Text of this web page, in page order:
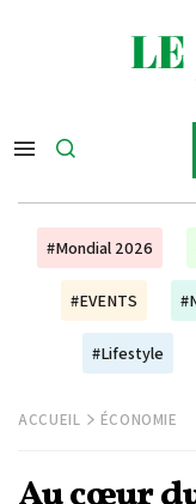
#Mondial 2026
#EVENTS
#Lifestyle
ACCUEIL ÉCONOMIE